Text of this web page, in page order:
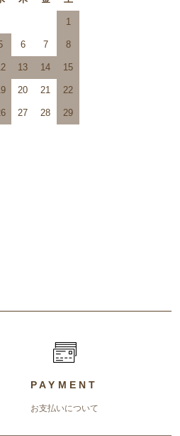
1
6 7 8
13 14 15
20 21 22
27 28 29
PAYMENT
お支払いについて